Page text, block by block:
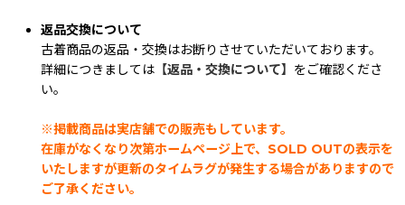
返品交換について
古着商品の返品・交換はお断りさせていただいております。
詳細につきましては 【返品・交換について】 をご確認くださ
い。
※掲載商品は実店舗での販売もしています。
在庫がなくなり次第ホームページ上で、SOLD OUTの表示を
いたしますが更新のタイムラグが発生する場合がありますので
ご了承ください。